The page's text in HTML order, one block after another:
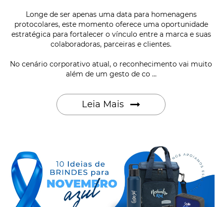
Longe de ser apenas uma data para homenagens
protocolares, este momento oferece uma oportunidade
estratégica para fortalecer o vínculo entre a marca e suas
colaboradoras, parceiras e clientes.
No cenário corporativo atual, o reconhecimento vai muito
além de um gesto de co ...
Leia Mais